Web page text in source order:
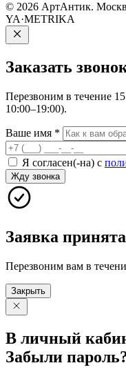
© 2026 АртАнтик.
YA·METRIKA
Заказать
Перезвоним в течение
10:00–19:00).
Ваше имя *
Я согласен(-на) с
Жду звонка
Заявка
Перезвоним вам в
Закрыть
В личный
Забыли